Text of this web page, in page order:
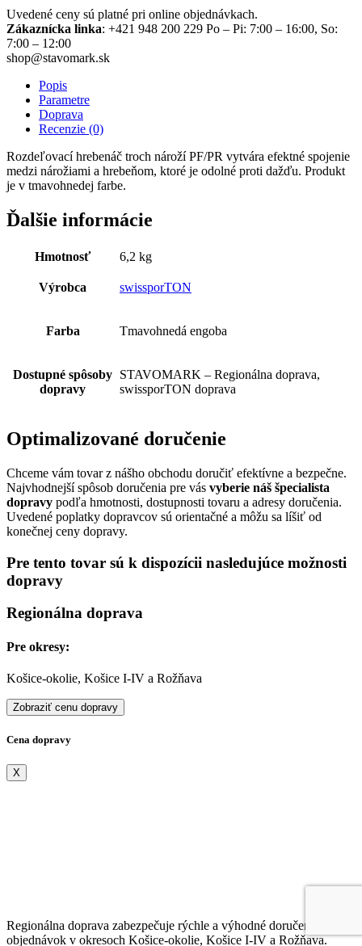
Uvedené ceny sú platné pri online objednávkach.
Zákaznícka linka: +421 948 200 229 Po – Pi: 7:00 – 16:00, So:
7:00 – 12:00
shop@stavomark.sk
Popis
Parametre
Doprava
Recenzie (0)
Rozdeľovací hrebenáč troch nároží PF/PR vytvára efektné spojenie
medzi nárožiami a hrebeňom, ktoré je odolné proti dažďu. Produkt
je v tmavohnedej farbe.
Ďalšie informácie
Hmotnosť 6,2 kg
Výrobca swissporTON
Farba Tmavohnedá engoba
Dostupné spôsoby
dopravy
STAVOMARK – Regionálna doprava,
swissporTON doprava
Optimalizované doručenie
Chceme vám tovar z nášho obchodu doručiť efektívne a bezpečne.
Najvhodnejší spôsob doručenia pre vás vyberie náš špecialista
dopravy podľa hmotnosti, dostupnosti tovaru a adresy doručenia.
Uvedené poplatky dopravcov sú orientačné a môžu sa líšiť od
konečnej ceny dopravy.
Pre tento tovar sú k dispozícii nasledujúce možnosti
dopravy
Regionálna doprava
Pre okresy:
Košice-okolie, Košice I-IV a Rožňava
Zobraziť cenu dopravy
Cena dopravy
X
Regionálna doprava zabezpečuje rýchle a výhodné doručenie
objednávok v okresoch Košice-okolie, Košice I-IV a Rožňava.